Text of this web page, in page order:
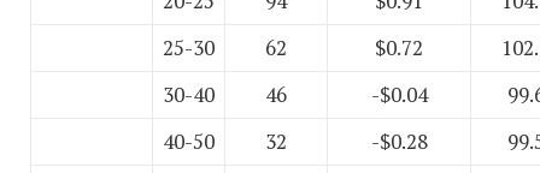
25-30
62 $0.72
30-40
46 -$0.04
40-50
32 -$0.28